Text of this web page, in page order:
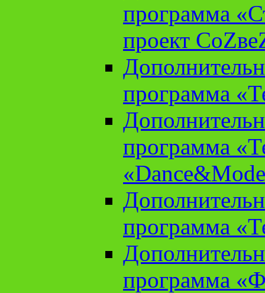
программа
проект
программа
программа
программа
программа